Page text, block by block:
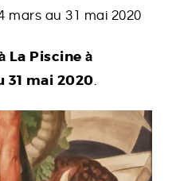
mars au 31 mai 2020
La Piscine à
31 mai 2020.